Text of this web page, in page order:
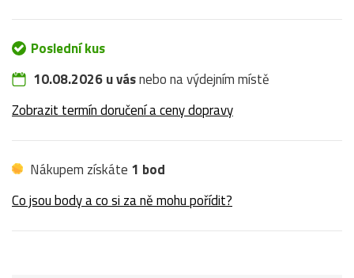
Poslední kus
10.08.2026 u vásnebo na výdejním místě
Zobrazit termín doručení a ceny dopravy
Nákupem získáte 1 bod
Co jsou body a co si za ně mohu pořídit?